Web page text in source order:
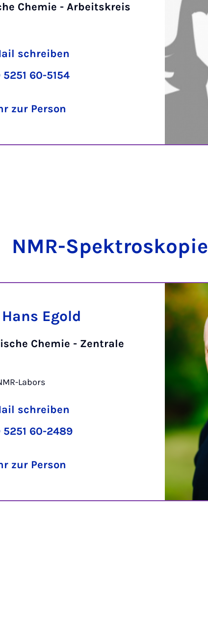
Chemie - Arbeitskreis
schreiben
5251 60-5154
zur Person
NMR-Spek­tro­sko­pie
Hans Egold
Chemie - Zentrale
Labors
schreiben
5251 60-2489
zur Person